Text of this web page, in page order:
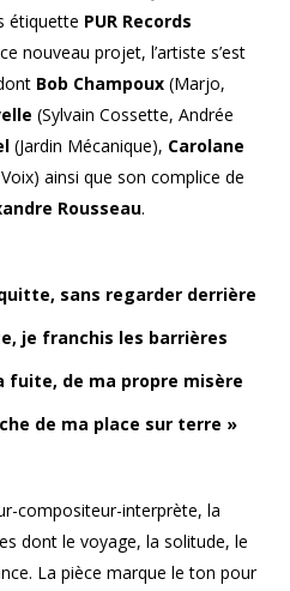
étiquette PUR Records
nouveau projet, l’artiste s’est
Bob Champoux (Marjo,
(Sylvain Cossette, Andrée
(Jardin Mécanique), Carolane
ainsi que son complice de
Rousseau.
sans regarder derrière
je franchis les barrières
fuite, de ma propre misère
de ma place sur terre »
compositeur-interprète, la
dont le voyage, la solitude, le
La pièce marque le ton pour